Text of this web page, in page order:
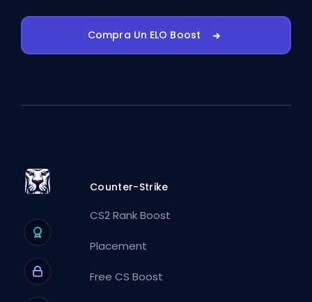
Compra Un ELO Boost
Counter-Strike
CS2 Rank Boost
Placement
Free CS Boost